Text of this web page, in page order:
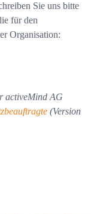
Sie uns bitte
für den
Organisation:
activeMind AG
(Version